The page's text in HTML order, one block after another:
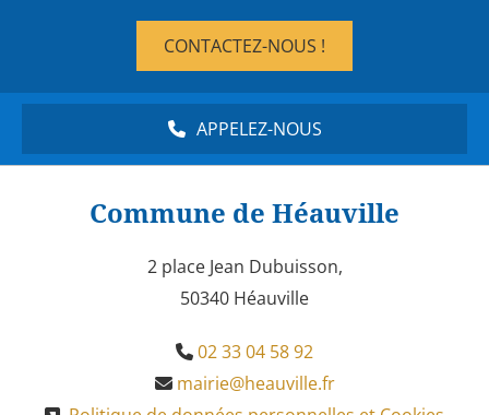
CONTACTEZ-NOUS !
APPELEZ-NOUS
Commune de Héauville
2 place Jean Dubuisson,
50340 Héauville
 02 33 04 58 92
 mairie@heauville.fr